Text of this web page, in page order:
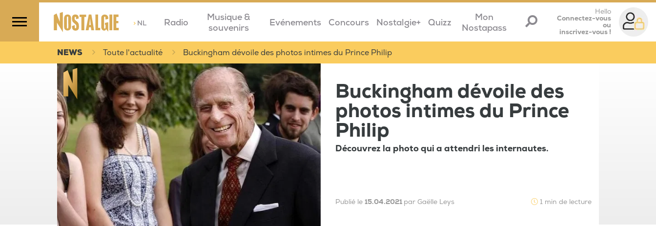
>NL Radio
Musique &
souvenirs
Evénements Concours Nostalgie+ Quizz
Mon
Nostapass
Hello
Connectez-vous
ou
inscrivez-vous !
NEWS Toute l'actualité Buckingham dévoile des photos intimes du Prince Philip
Buckingham dévoile des
photos intimes du Prince
Philip
Découvrez la photo qui a attendri les internautes.
Publié le 15.04.2021 par Gaëlle Leys 1 min de lecture